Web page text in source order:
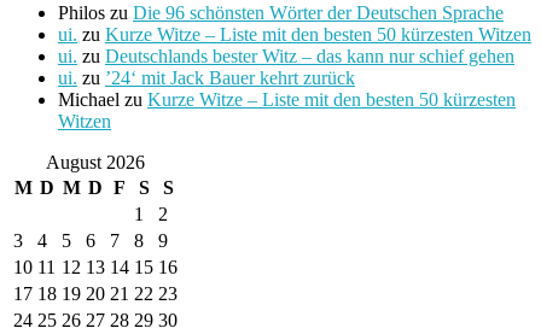
Philos zu Die 96 schönsten Wörter der Deutschen Sprache
ui. zu Kurze Witze – Liste mit den besten 50 kürzesten Witzen
ui. zu Deutschlands bester Witz – das kann nur schief gehen
ui. zu ’24‘ mit Jack Bauer kehrt zurück
Michael zu Kurze Witze – Liste mit den besten 50 kürzesten
Witzen
August 2026
M D M D F S
S
1
2
3
4 5 6 7 8
9
10 11 12 13 14 15 16
17 18 19 20 21 22 23
24 25 26 27 28 29 30